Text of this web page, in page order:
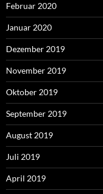
Februar 2020
Januar 2020
Dezember 2019
November 2019
Oktober 2019
September 2019
August 2019
Juli 2019
April 2019